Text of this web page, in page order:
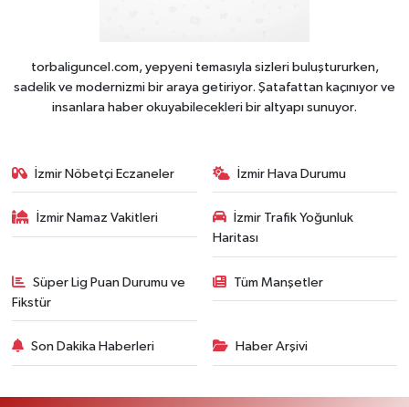
torbaliguncel.com, yepyeni temasıyla sizleri buluştururken,
sadelik ve modernizmi bir araya getiriyor. Şatafattan kaçınıyor ve
insanlara haber okuyabilecekleri bir altyapı sunuyor.
İzmir Nöbetçi Eczaneler İzmir Hava Durumu
İzmir Namaz Vakitleri
İzmir Trafik Yoğunluk
Haritası
Süper Lig Puan Durumu ve
Fikstür
Tüm Manşetler
Son Dakika Haberleri Haber Arşivi